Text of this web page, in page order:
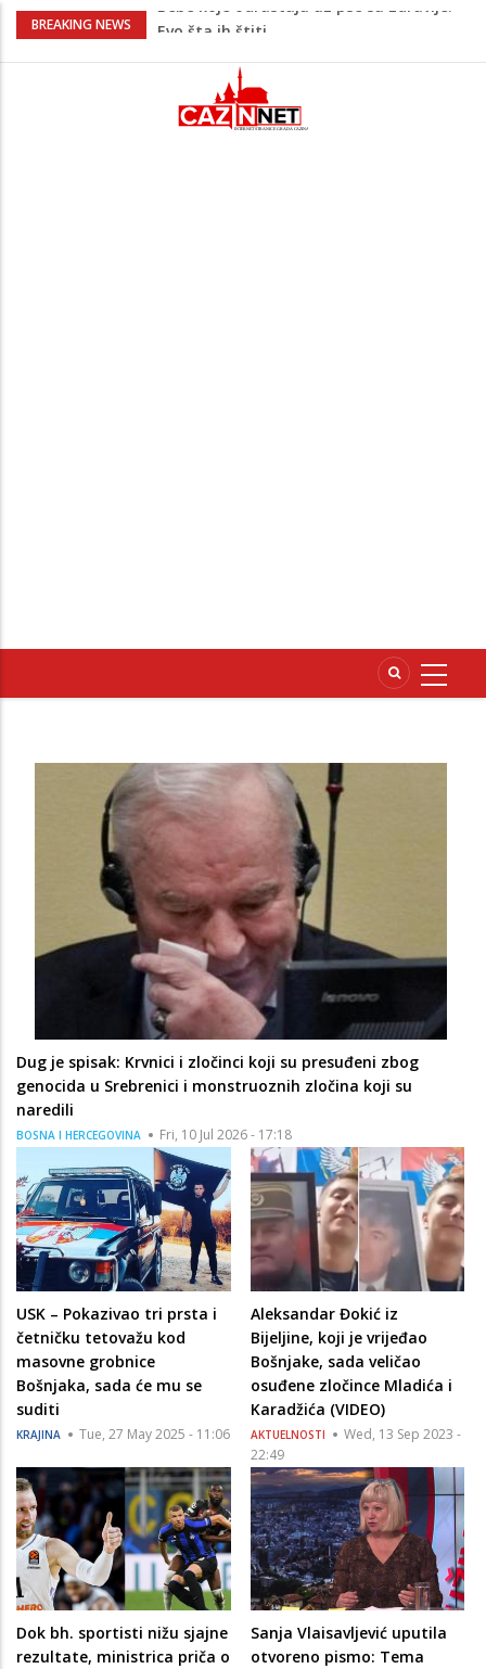
BREAKING NEWS
Krenuo u BiH sa 20 kilograma droge:
Juventus igra protiv Intera, Spaleti
razočarao navijače iz BiH
Užas: Uhapšen Italijan (45) kako
Dug je spisak: Krvnici i zločinci koji su presuđeni zbog
genocida u Srebrenici i monstruoznih zločina koji su
naredili
BOSNA I HERCEGOVINA Fri, 10 Jul 2026 - 17:18
USK – Pokazivao tri prsta i
četničku tetovažu kod
masovne grobnice
Bošnjaka, sada će mu se
suditi
KRAJINA Tue, 27 May 2025 - 11:06
Aleksandar Đokić iz
Bijeljine, koji je vrijeđao
Bošnjake, sada veličao
osuđene zločince Mladića i
Karadžića (VIDEO)
AKTUELNOSTI
Wed, 13 Sep 2023 -
22:49
Dok bh. sportisti nižu sjajne
rezultate, ministrica priča o
Sanja Vlaisavljević uputila
otvoreno pismo: Tema